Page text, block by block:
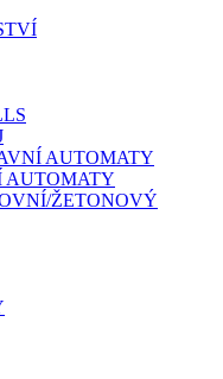
AUTOMATY
AUTOMATY
ŽETONOVÝ